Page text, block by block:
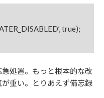
true);
処置。もっと根本的な改
重い。とりあえず備忘録